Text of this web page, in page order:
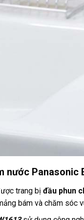
nước Panasonic
trang bị đầu phun
bám và chăm sóc